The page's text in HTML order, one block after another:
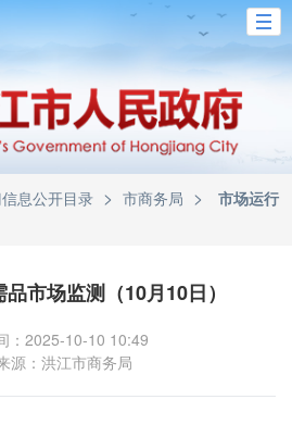
息公开目录 > 市商务局 >
市场运行
市场监测（10月10日）
：2025-10-10 10:49
源：洪江市商务局